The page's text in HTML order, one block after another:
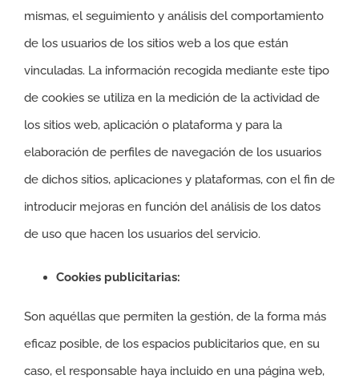
mismas, el seguimiento y análisis del comportamiento
de los usuarios de los sitios web a los que están
vinculadas. La información recogida mediante este tipo
de cookies se utiliza en la medición de la actividad de
los sitios web, aplicación o plataforma y para la
elaboración de perfiles de navegación de los usuarios
de dichos sitios, aplicaciones y plataformas, con el fin de
introducir mejoras en función del análisis de los datos
de uso que hacen los usuarios del servicio.
Cookies publicitarias:
Son aquéllas que permiten la gestión, de la forma más
eficaz posible, de los espacios publicitarios que, en su
caso, el responsable haya incluido en una página web,